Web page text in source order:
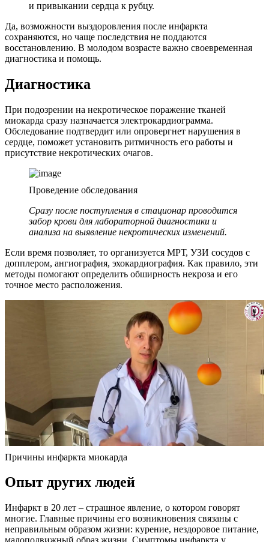
и привыкании сердца к рубцу.
Да, возможности выздоровления после инфаркта
сохраняются, но чаще последствия не поддаются
восстановлению. В молодом возрасте важно своевременная
диагностика и помощь.
Диагностика
При подозрении на некротическое поражение тканей
миокарда сразу назначается электрокардиограмма.
Обследование подтвердит или опровергнет нарушения в
сердце, поможет установить ритмичность его работы и
присутствие некротических очагов.
Проведение обследования
Сразу после поступления в стационар проводится
забор крови для лабораторной диагностики и
анализа на выявление некротических изменений.
Если время позволяет, то организуется МРТ, УЗИ сосудов с
допплером, ангиография, эхокардиография. Как правило, эти
методы помогают определить обширность некроза и его
точное место расположения.
Причины инфаркта миокарда
Опыт других людей
Инфаркт в 20 лет – страшное явление, о котором говорят
многие. Главные причины его возникновения связаны с
неправильным образом жизни: курение, нездоровое питание,